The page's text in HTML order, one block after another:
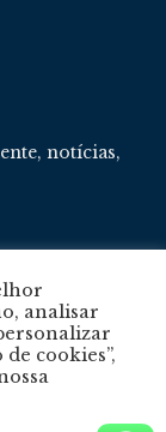
notícias,
analisar
cookies”,